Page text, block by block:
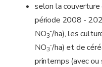
selon la couverture
période 2008 -
NO3
-/ha), les
NO3
-/ha) et de
printemps (avec ou